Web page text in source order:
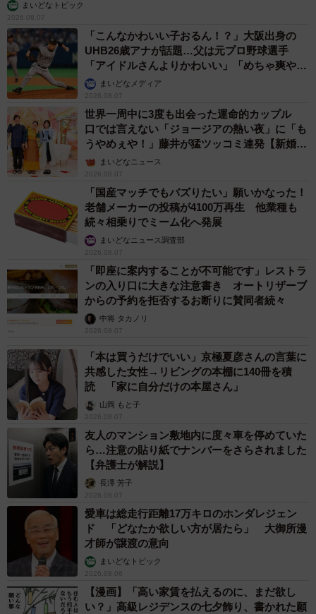
まいどなトピック
2026.08.07
「こんなかわいい子おるん！？」大阪出身の
UHB26歳アナが話題…父は元プロ野球選手
「アイドルさんよりかわいい」「めちゃ爽や
か」まいどなメディア
2026.08.07
世界一周中に3度も出会った運命的カップル
口では言えない「ジョージアの熱い夜」に「も
うやめぇや！」藤井が猛ツッコミ連発【新婚さ
ん】まいどなニュース
2026.08.07
「国産マッチでもバズりたい」願いかなった！
老舗メーカーの投稿が4100万再生 他業種も
続々相乗りでミーム化へ発展
まいどなニュース調査部
2026.08.07
「即座に案内することが不可能です」レストラ
ンの入り口に大きな注意書き オートリザーブ
からの予約を拒否するお断りに賛同者続々
中将 タカノリ
2026.08.07
「本は買うだけでいい」京極夏彦さんの言葉に
共感した女性→リビングの本棚に140冊を積
読 「家に自分だけの本屋さん」
山岡 もと子
2026.08.07
友人のマンション敷地内に度々車を停めていた
ら…注意の貼り紙でナンバーをさらされました
【弁護士が解説】
長澤 芳子
2026.08.07
愛車は総走行距離17万キロのホンダレジェン
ド 「どなたか欲しい方が居たら」 大御所漫
才師が譲渡の意向
まいどなトピック
2026.08.06
【漫画】「高い家賃を払えるのに、まだ欲し
い？」高級レジデンスの七夕飾り、書かれた願